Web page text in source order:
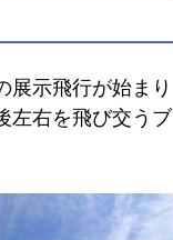
展示飛行が始まり
左右を飛び交うブ